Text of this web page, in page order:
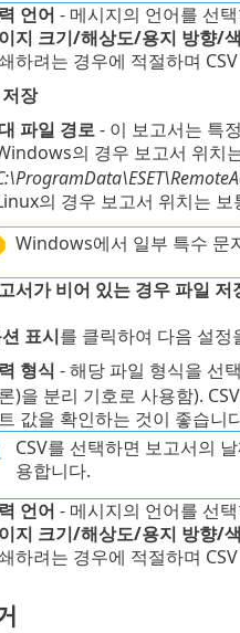
언어 - 메시지의 언어를 선
지 크기/해상도/용지 방향/
하려는 경우에 적절하며
장
파일 경로- 이 보고서는 특
의 경우 보고서 위치
의 경우 보고서 위치는
Windows에서 일부 특수 문
서가 비어 있는 경우 파일 저
표시를 클릭하여 다음 설정
형식 - 해당 파일 형식을 선
)을 분리 기호로 사용함).
값을 확인하는 것이 좋습니
CSV를 선택하면 보고서의
용합니다.
언어 - 메시지의 언어를 선
지 크기/해상도/용지 방향/
하려는 경우에 적절하며